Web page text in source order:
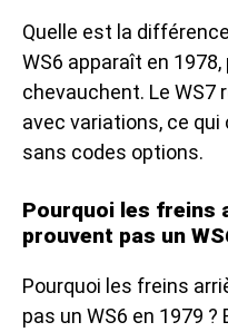
Quelle est la
WS6 apparaît en
chevauchent. Le WS7
avec variations, ce
sans codes options.
Pourquoi les freins
prouvent pas un
Pourquoi les freins
pas un WS6 en 1979 ?